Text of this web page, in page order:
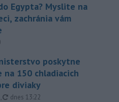
Egypta? Myslite na
zachránia vám
poskytne
na 150 chladiacich
diviaky
, aktualizované
dnes 13:22